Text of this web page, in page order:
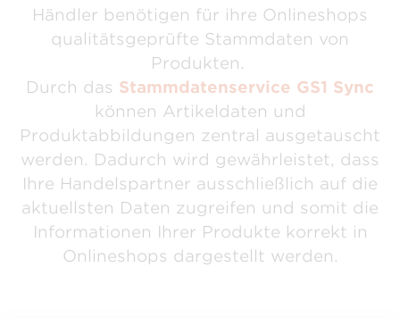
Händler benötigen für ihre Onlineshops
qualitätsgeprüfte Stammdaten von
Produkten.
Durch das Stammdatenservice GS1 Sync
können Artikeldaten und
Produktabbildungen zentral ausgetauscht
werden. Dadurch wird gewährleistet, dass
Ihre Handelspartner ausschließlich auf die
aktuellsten Daten zugreifen und somit die
Informationen Ihrer Produkte korrekt in
Onlineshops dargestellt werden.